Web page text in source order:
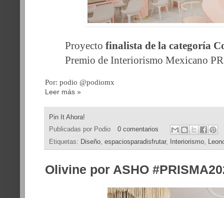
Proyecto finalista de la categoría
Premio de Interiorismo Mexicano
Por: podio @podiomx
Leer más »
Pin It Ahora!
Publicadas por Podio
0 comentarios
Etiquetas: Diseño, espaciosparadisfrutar, Interiorismo,
Olivine por ASHO